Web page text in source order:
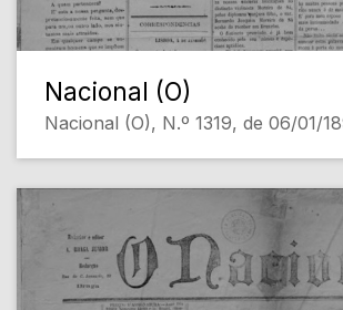
Nacional (O)
Nacional (O), N.º 1319, de 06/01/